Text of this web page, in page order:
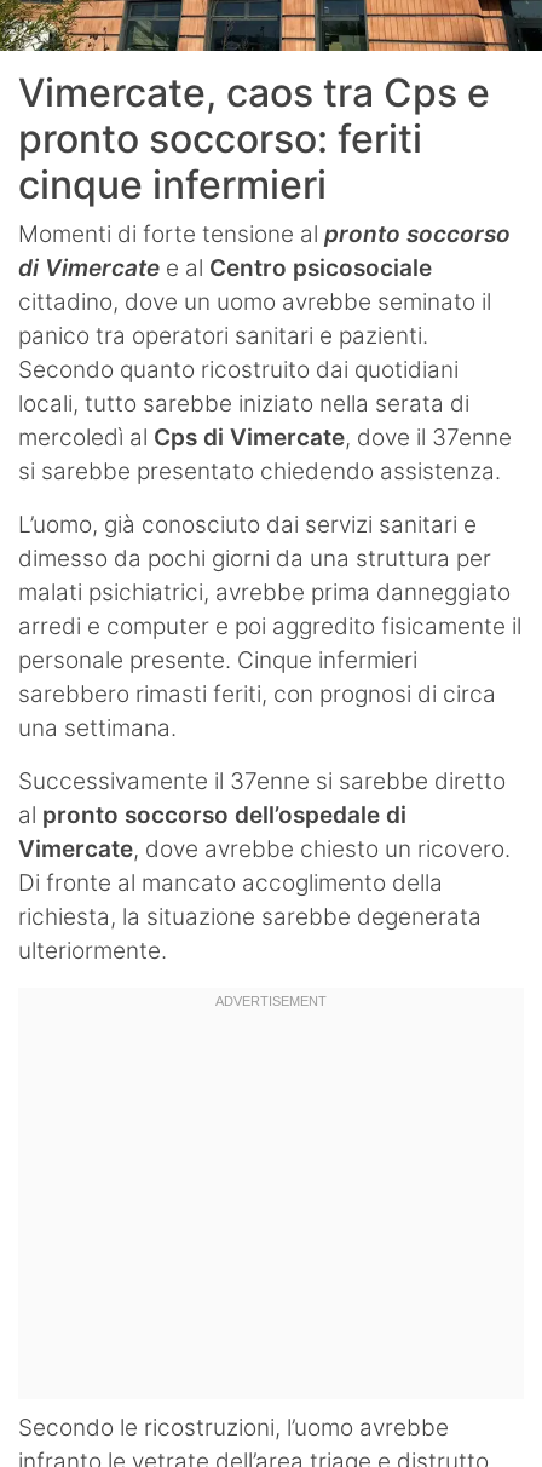
Vimercate, caos tra Cps e
pronto soccorso: feriti
cinque infermieri
Momenti di forte tensione al pronto soccorso
di Vimercate e al Centro psicosociale
cittadino, dove un uomo avrebbe seminato il
panico tra operatori sanitari e pazienti.
Secondo quanto ricostruito dai quotidiani
locali, tutto sarebbe iniziato nella serata di
mercoledì al Cps di Vimercate, dove il 37enne
si sarebbe presentato chiedendo assistenza.
L’uomo, già conosciuto dai servizi sanitari e
dimesso da pochi giorni da una struttura per
malati psichiatrici, avrebbe prima danneggiato
arredi e computer e poi aggredito fisicamente il
personale presente. Cinque infermieri
sarebbero rimasti feriti, con prognosi di circa
una settimana.
Successivamente il 37enne si sarebbe diretto
al pronto soccorso dell’ospedale di
Vimercate, dove avrebbe chiesto un ricovero.
Di fronte al mancato accoglimento della
richiesta, la situazione sarebbe degenerata
ulteriormente.
Secondo le ricostruzioni, l’uomo avrebbe